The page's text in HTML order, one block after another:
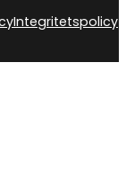
Integritetspolicy